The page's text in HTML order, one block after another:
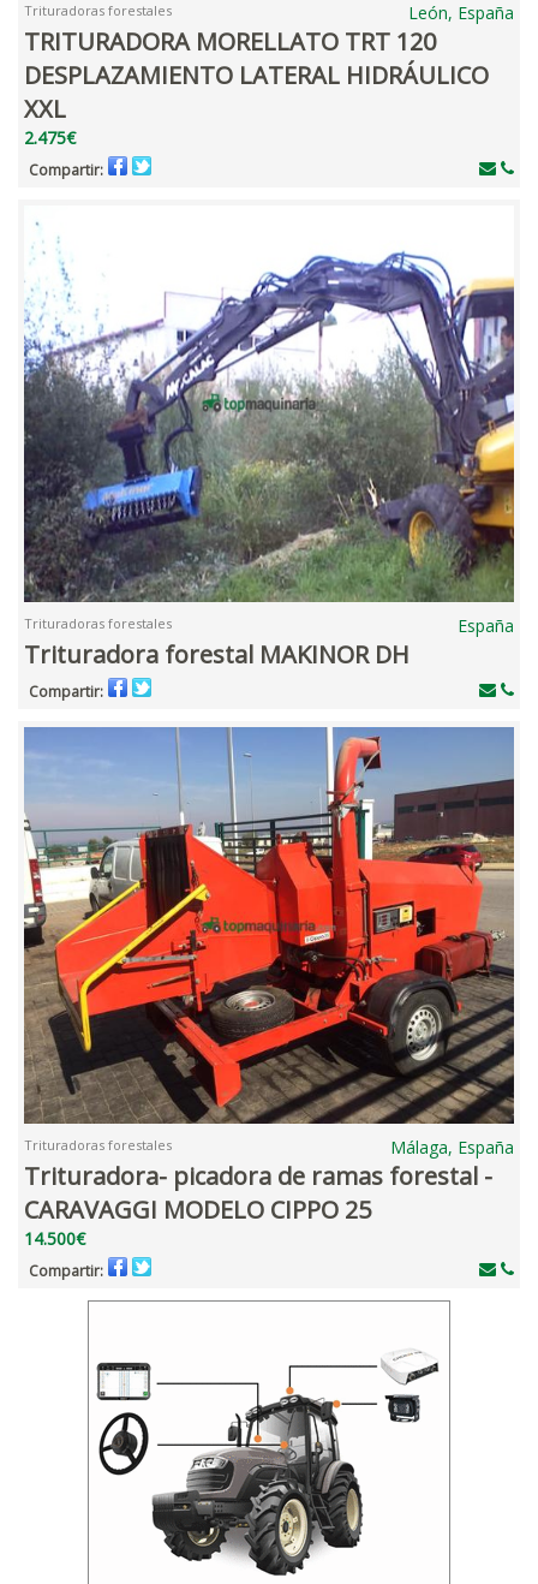
Trituradoras forestales León, España
TRITURADORA MORELLATO TRT 120
DESPLAZAMIENTO LATERAL HIDRÁULICO
XXL
2.475€
Compartir:
Trituradoras forestales España
Trituradora forestal MAKINOR DH
Compartir:
Trituradoras forestales Málaga, España
Trituradora- picadora de ramas forestal -
CARAVAGGI MODELO CIPPO 25
14.500€
Compartir: